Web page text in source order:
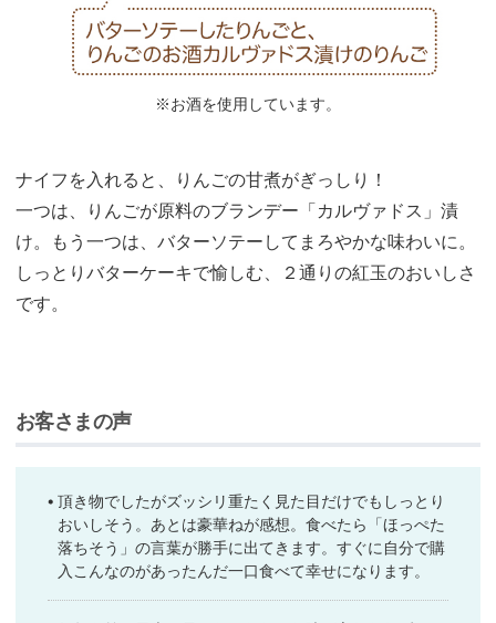
※お酒を使用しています。
ナイフを入れると、りんごの甘煮がぎっしり！
一つは、りんごが原料のブランデー「カルヴァドス」漬
け。もう一つは、バターソテーしてまろやかな味わいに。
しっとりバターケーキで愉しむ、２通りの紅玉のおいしさ
です。